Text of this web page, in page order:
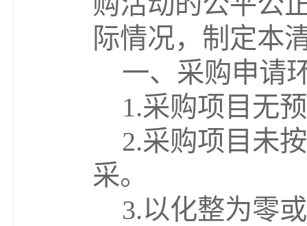
际情况，制定本
一、采购申请
1.采购项目无
2.采购项目未
采。
3.以化整为零或